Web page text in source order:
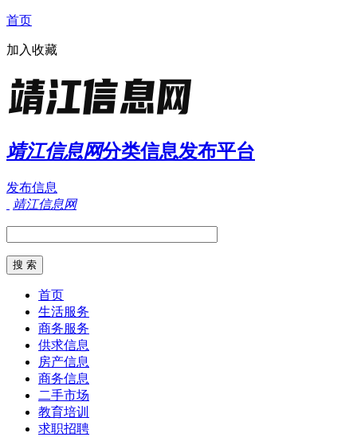
首页
加入收藏
靖江信息网分类信息发布平台
发布信息
靖江信息网
首页
生活服务
商务服务
供求信息
房产信息
商务信息
二手市场
教育培训
求职招聘